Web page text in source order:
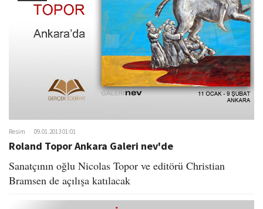
Resim 09.01.2013 01:01
Roland Topor Ankara Galeri nev'de
Sanatçının oğlu Nicolas Topor ve editörü Christian
Bramsen de açılışa katılacak